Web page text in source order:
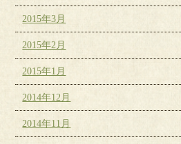
2015年3月
2015年2月
2015年1月
2014年12月
2014年11月